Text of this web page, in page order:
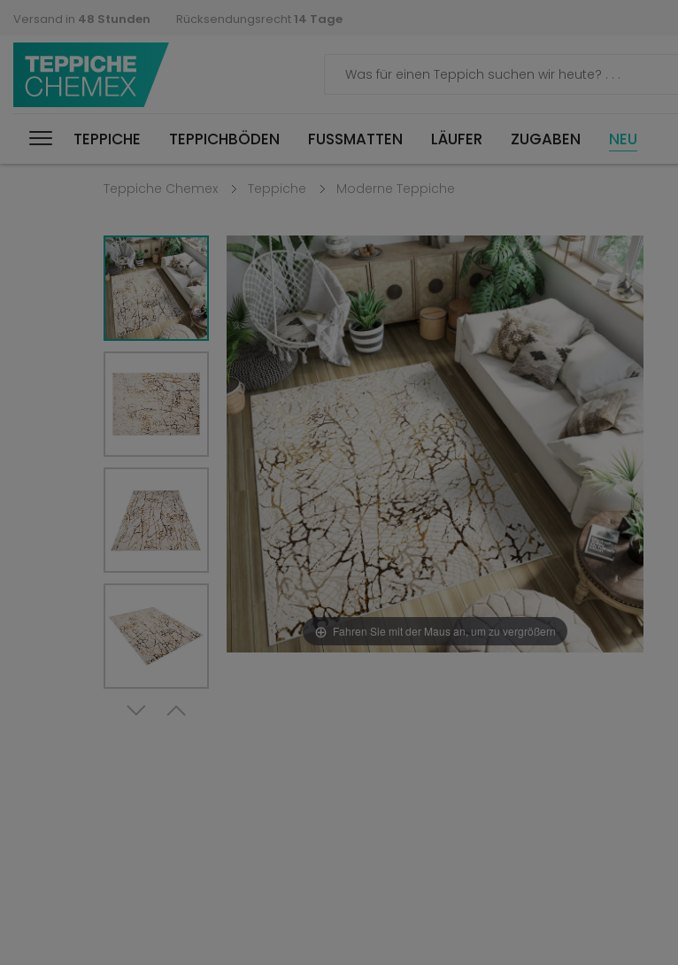
Versand in 48 Stunden Rücksendungsrecht 14 Tage
TEPPICHE TEPPICHBÖDEN FUSSMATTEN LÄUFER ZUGABEN NEU
Teppiche Chemex Teppiche Moderne Teppiche
Fahren Sie mit der Maus an, um zu vergrößern